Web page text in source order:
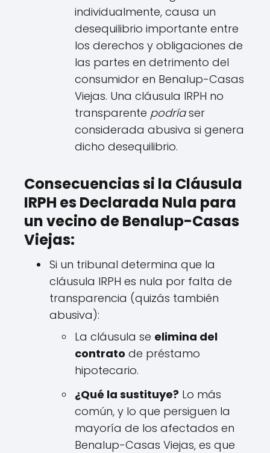
individualmente, causa un
desequilibrio importante entre
los derechos y obligaciones de
las partes en detrimento del
consumidor en Benalup-Casas
Viejas. Una cláusula IRPH no
transparente podríaser
considerada abusiva si genera
dicho desequilibrio.
Consecuencias si la Cláusula
IRPH es Declarada Nula para
un vecino de Benalup-Casas
Viejas:
Si un tribunal determina que la
cláusula IRPH es nula por falta de
transparencia (quizás también
abusiva):
La cláusula se elimina del
contrato de préstamo
hipotecario.
¿Qué la sustituye? Lo más
común, y lo que persiguen la
mayoría de los afectados en
Benalup-Casas Viejas, es que